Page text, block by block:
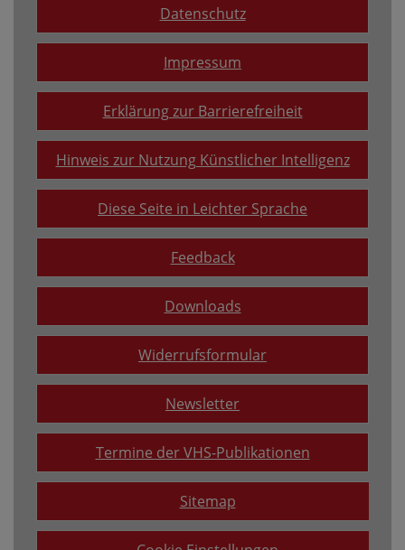
Datenschutz
Impressum
Erklärung zur Barrierefreiheit
Hinweis zur Nutzung Künstlicher Intelligenz
Diese Seite in Leichter Sprache
Feedback
Downloads
Widerrufsformular
Newsletter
Termine der VHS-Publikationen
Sitemap